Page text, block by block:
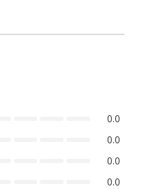
0.0
0.0
0.0
0.0